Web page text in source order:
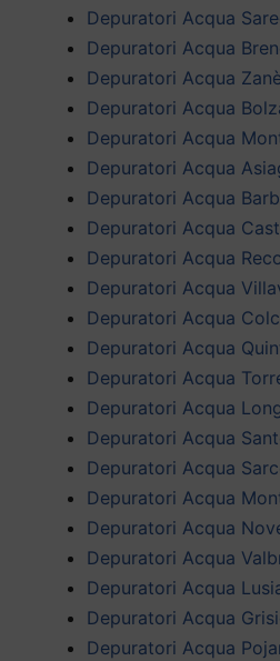
Depuratori Acqua
Depuratori Acqua
Depuratori Acqua
Depuratori Acqua
Depuratori Acqua
Depuratori Acqua
Depuratori Acqua
Depuratori Acqua
Depuratori Acqua
Depuratori Acqua
Depuratori Acqua
Depuratori Acqua
Depuratori Acqua
Depuratori Acqua
Depuratori Acqua
Depuratori Acqua
Depuratori Acqua
Depuratori Acqua
Depuratori Acqua
Depuratori Acqua
Depuratori Acqua
Depuratori Acqua